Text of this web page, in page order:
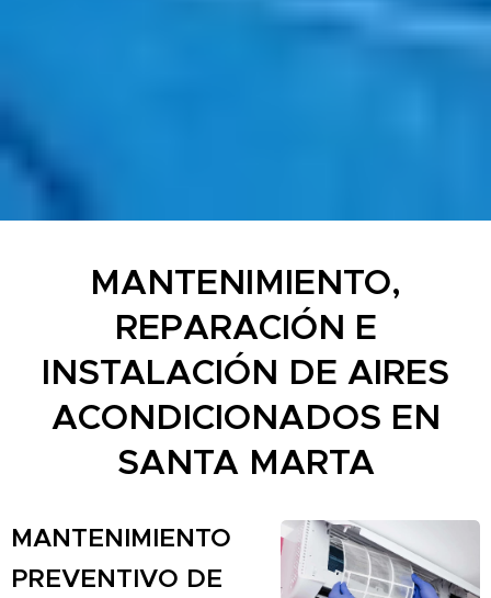
MANTENIMIENTO,
REPARACIÓN E
INSTALACIÓN DE AIRES
ACONDICIONADOS EN
SANTA MARTA
MANTENIMIENTO
PREVENTIVO DE